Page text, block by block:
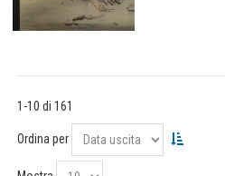
1-10 di 161
Ordina per